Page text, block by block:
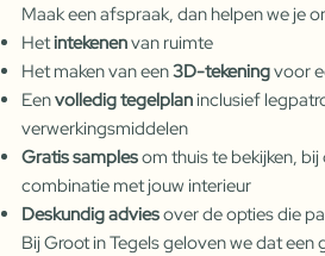
Maak een afspraak, dan helpen we je
Hetintekenenvan ruimte
Het maken van een3D-tekeningvoor
Eenvolledig tegelplaninclusief
verwerkingsmiddelen
Gratis samplesom thuis te bekijken,
combinatie met jouw interieur
Deskundig adviesover de opties die
Bij Groot in Tegels geloven we dat